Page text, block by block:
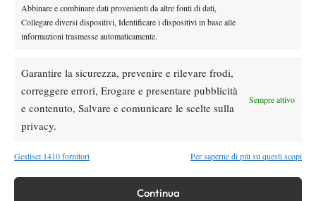
Abbinare e combinare dati provenienti da altre fonti di dati,
Collegare diversi dispositivi, Identificare i dispositivi in base alle
informazioni trasmesse automaticamente.
Garantire la sicurezza, prevenire e rilevare frodi,
correggere errori, Erogare e presentare pubblicità
e contenuto, Salvare e comunicare le scelte sulla
privacy.
Sempre attivo
Gestisci 1410 fornitori Per saperne di più su questi scopi
Continua
Tancredi Crepax
Carlos Alcaraz avvicina il rientro in campo, è tornato a
29 Luglio 2026